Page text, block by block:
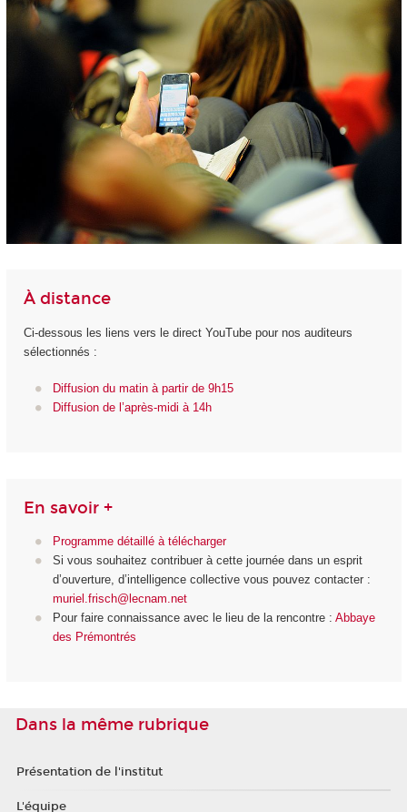
À distance
Ci-dessous les liens vers le direct YouTube pour nos auditeurs
sélectionnés :
Diffusion du matin à partir de 9h15
Diffusion de l’après-midi à 14h
En savoir +
Programme détaillé à télécharger
Si vous souhaitez contribuer à cette journée dans un esprit
d’ouverture, d’intelligence collective vous pouvez contacter :
muriel.frisch@lecnam.net
Pour faire connaissance avec le lieu de la rencontre : Abbaye
des Prémontrés
Dans la même rubrique
Présentation de l'institut
L'équipe